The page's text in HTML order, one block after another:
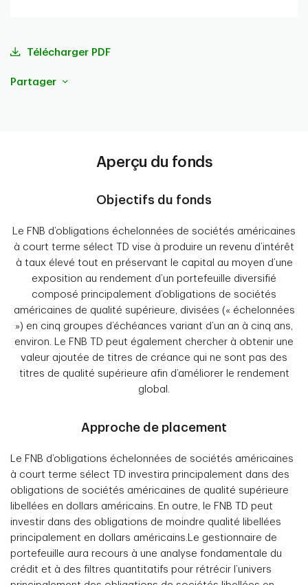
Télécharger PDF
Partager
Aperçu du fonds
Objectifs du fonds
Le FNB d’obligations échelonnées de sociétés américaines
à court terme sélect TD vise à produire un revenu d’intérêt
à taux élevé tout en préservant le capital au moyen d’une
exposition au rendement d’un portefeuille diversifié
composé principalement d’obligations de sociétés
américaines de qualité supérieure, divisées (« échelonnées
») en cinq groupes d’échéances variant d’un an à cinq ans,
environ. Le FNB TD peut également chercher à obtenir une
valeur ajoutée de titres de créance qui ne sont pas des
titres de qualité supérieure afin d’améliorer le rendement
global.
Approche de placement
Le FNB d’obligations échelonnées de sociétés américaines
à court terme sélect TD investira principalement dans des
obligations de sociétés américaines de qualité supérieure
libellées en dollars américains. En outre, le FNB TD peut
investir dans des obligations de moindre qualité libellées
principalement en dollars américains.Le gestionnaire de
portefeuille aura recours à une analyse fondamentale du
crédit et à des filtres quantitatifs pour rétrécir l’univers